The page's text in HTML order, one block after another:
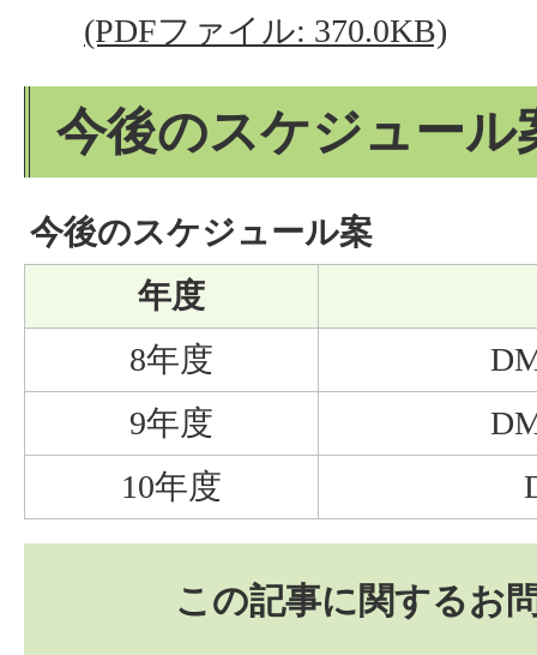
(PDFファイル: 370.0KB)
今後のスケジュール
今後のスケジュール案
年度
8年度
9年度
10年度
この記事に関するお